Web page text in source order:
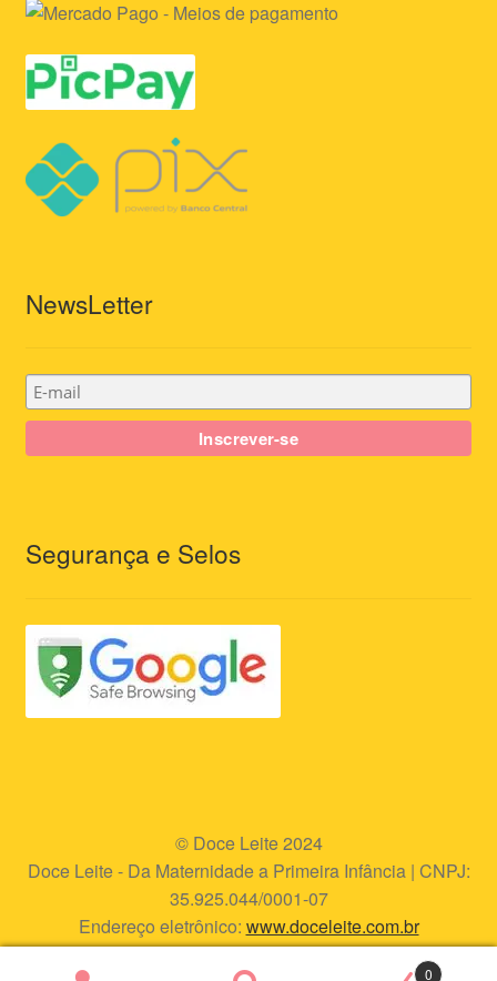
NewsLetter
Segurança e Selos
© Doce Leite 2024
Doce Leite - Da Maternidade a Primeira Infância | CNPJ:
35.925.044/0001-07
Endereço eletrônico: www.doceleite.com.br
0